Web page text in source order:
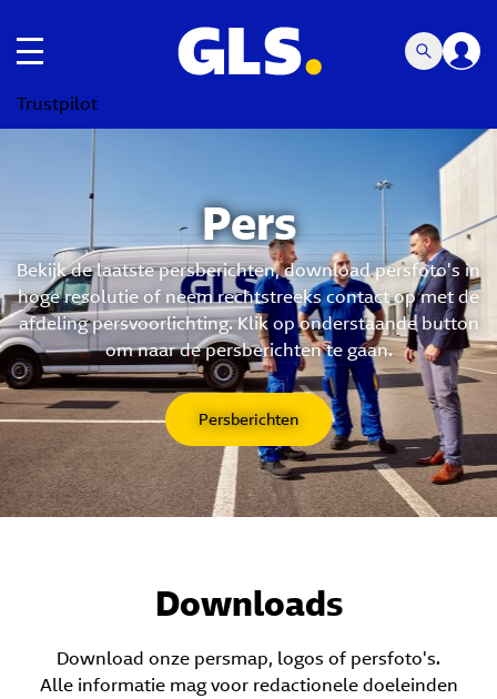
toggle navigatie
Trustpilot
Pers
Bekijk de laatste persberichten, download persfoto's in
hoge resolutie of neem rechtstreeks contact op met de
afdeling persvoorlichting. Klik op onderstaande button
om naar de persberichten te gaan.
Persberichten
Downloads
Download onze persmap, logos of persfoto's.
Alle informatie mag voor redactionele doeleinden